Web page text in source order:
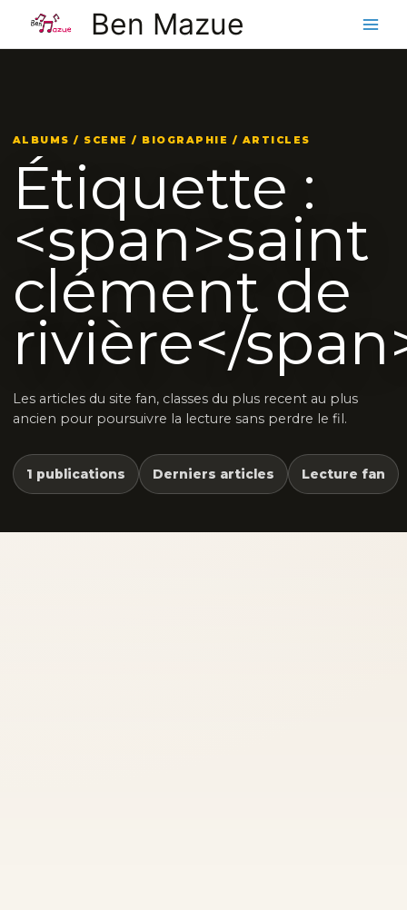
contenu
Ben Mazue
ALBUMS / SCENE / BIOGRAPHIE / ARTICLES
Étiquette :
<span>saint
clément de
rivière</
Les articles du site fan, classes du plus recent au plus
ancien pour poursuivre la lecture sans perdre le fil.
1 publications Derniers articles Lecture fan